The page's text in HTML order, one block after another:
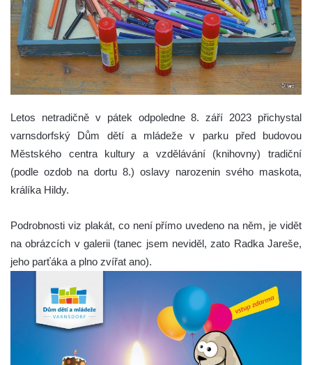
Letos netradičně v pátek odpoledne 8. září 2023 přichystal
varnsdorfský Dům dětí a mládeže v parku před budovou
Městského centra kultury a vzdělávání (knihovny) tradiční
(podle ozdob na dortu 8.) oslavy narozenin svého maskota,
králíka Hildy.
Podrobnosti viz plakát, co není přímo uvedeno na něm, je vidět
na obrázcích v galerii (tanec jsem neviděl, zato Radka Jareše,
jeho parťáka a plno zvířat ano).